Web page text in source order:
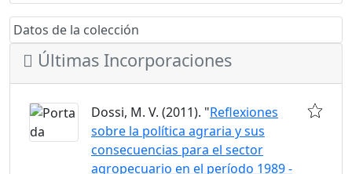
Datos de la colección
Últimas Incorporaciones
Dossi, M. V. (2011). "Reflexiones
sobre la política agraria y sus
consecuencias para el sector
agropecuario en el período 1989 -